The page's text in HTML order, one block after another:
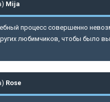
Mija
процесс совершенно
любимчиков, чтобы было
Rose